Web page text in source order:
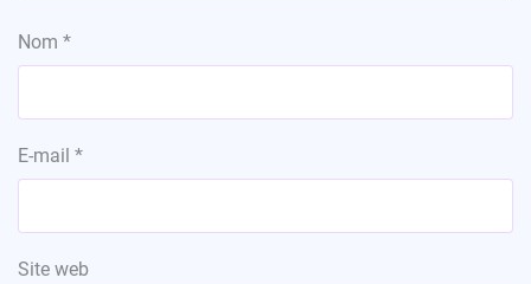
Nom *
E-mail *
Site web